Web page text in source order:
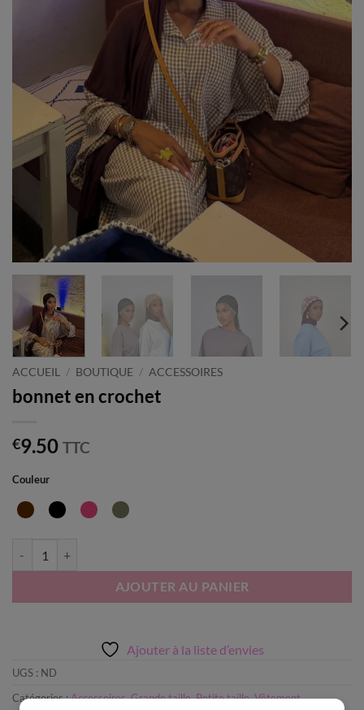
ACCUEIL / BOUTIQUE / ACCESSOIRES
bonnet en crochet
€9.50 TTC
Couleur
AJOUTER AU PANIER
Ajouter à la liste d’envies
UGS : ND
Catégories :Accessoires,Grande taille,Petite taille,Vêtement